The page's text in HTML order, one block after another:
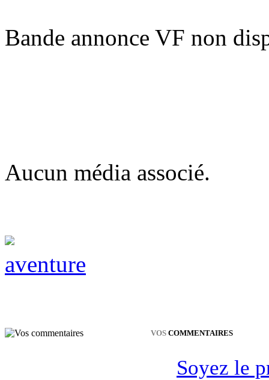
Bande annonce VF non
Aucun média associé.
aventure
VOS COMMENTAIRES
Soyez le